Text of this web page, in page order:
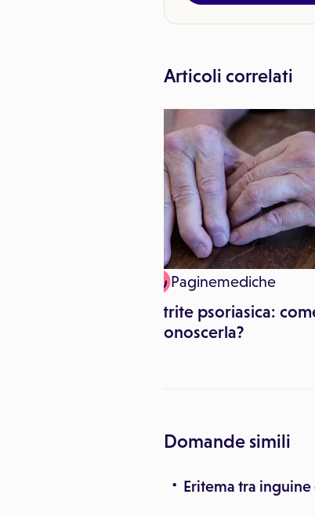
Articoli correlati
Paginemediche
Artrite psoriasica:
riconoscerla?
Domande simili
Eritema tra